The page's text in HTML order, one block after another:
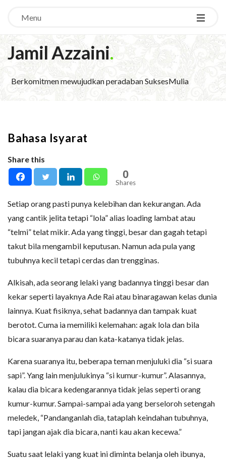
Menu
Jamil Azzaini.
Berkomitmen mewujudkan peradaban SuksesMulia
Bahasa Isyarat
Share this
0
Shares
Setiap orang pasti punya kelebihan dan kekurangan. Ada
yang cantik jelita tetapi “lola” alias loading lambat atau
“telmi” telat mikir. Ada yang tinggi, besar dan gagah tetapi
takut bila mengambil keputusan. Namun ada pula yang
tubuhnya kecil tetapi cerdas dan trengginas.
Alkisah, ada seorang lelaki yang badannya tinggi besar dan
kekar seperti layaknya Ade Rai atau binaragawan kelas dunia
lainnya. Kuat fisiknya, sehat badannya dan tampak kuat
berotot. Cuma ia memiliki kelemahan: agak lola dan bila
bicara suaranya parau dan kata-katanya tidak jelas.
Karena suaranya itu, beberapa teman menjuluki dia “si suara
sapi”. Yang lain menjulukinya “si kumur-kumur”. Alasannya,
kalau dia bicara kedengarannya tidak jelas seperti orang
kumur-kumur. Sampai-sampai ada yang berseloroh setengah
meledek, “Pandanganlah dia, tataplah keindahan tubuhnya,
tapi jangan ajak dia bicara, nanti kau akan kecewa.”
Suatu saat lelaki yang kuat ini diminta belanja oleh ibunya,